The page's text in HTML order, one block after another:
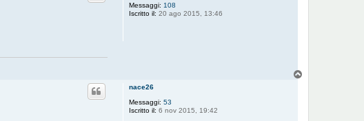
Messaggi: 108
Iscritto il: 20 ago 2015, 13:46
nace26
Messaggi: 53
Iscritto il: 6 nov 2015, 19:42